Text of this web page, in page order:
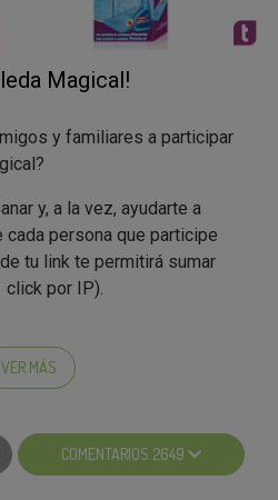
Magical!
y familiares a participar
y, a la vez, ayudarte a
cada persona que participe
tu link te permitirá sumar
por IP).
VER MÁS
COMENTARIOS 2649